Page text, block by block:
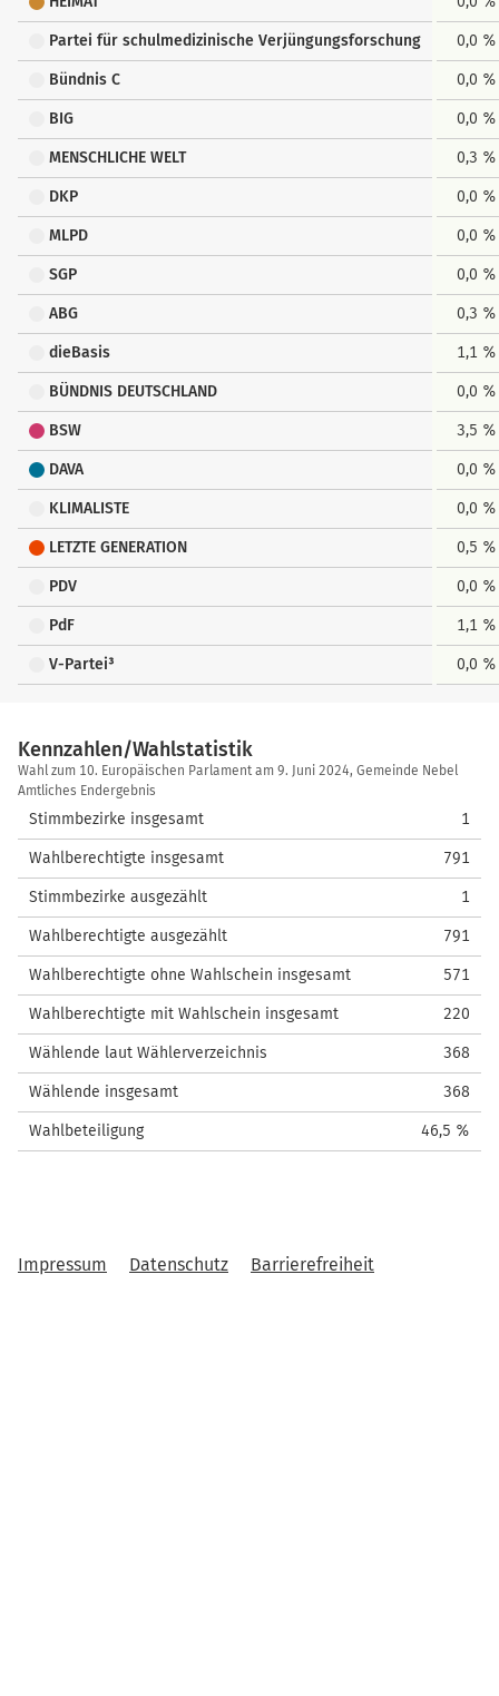
Partei für schulmedizinische Verjüngungsforschung 0,0 %
Bündnis C 0,0 %
BIG 0,0 %
MENSCHLICHE WELT 0,3 %
DKP 0,0 %
MLPD 0,0 %
SGP 0,0 %
ABG 0,3 %
dieBasis 1,1 %
BÜNDNIS DEUTSCHLAND 0,0 %
BSW 3,5 %
DAVA 0,0 %
KLIMALISTE 0,0 %
LETZTE GENERATION 0,5 %
PDV 0,0 %
PdF 1,1 %
V-Partei³ 0,0 %
Kennzahlen/Wahlstatistik
Kennzahlen/Wahlstatistik
Wahl zum 10. Europäischen Parlament am 9. Juni 2024, Gemeinde Nebel
Amtliches Endergebnis
Stimmbezirke insgesamt 1
Wahlberechtigte insgesamt 791
Stimmbezirke ausgezählt 1
Wahlberechtigte ausgezählt 791
Wahlberechtigte ohne Wahlschein insgesamt 571
Wahlberechtigte mit Wahlschein insgesamt 220
Wählende laut Wählerverzeichnis 368
Wählende insgesamt 368
Wahlbeteiligung 46,5 %
Impressum Datenschutz Barrierefreiheit